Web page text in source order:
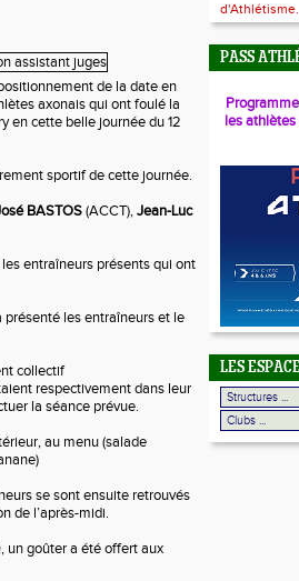
de la date en
axonais qui ont foulé la
en cette belle journée du 12
sportif de cette journée.
BASTOS(ACCT),Jean-Luc
entraîneurs présents qui ont
présenté les entraîneurs et le
collectif
respectivement dans leur
la séance prévue.
au menu (salade
se sont ensuite retrouvés
de l’après-midi.
un goûter a été offert aux
d'Athlétisme.
PASS
les athlètes
LES